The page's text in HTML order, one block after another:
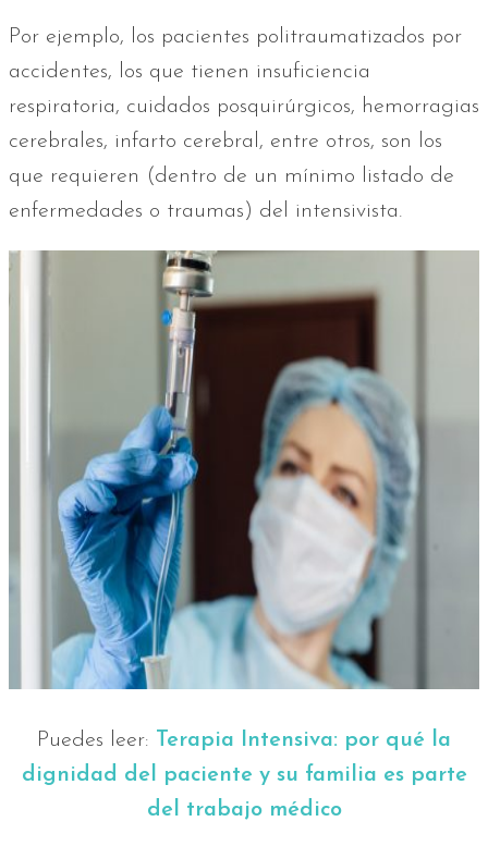
Por ejemplo, los pacientes politraumatizados por
accidentes, los que tienen insuficiencia
respiratoria, cuidados posquirúrgicos, hemorragias
cerebrales, infarto cerebral, entre otros, son los
que requieren (dentro de un mínimo listado de
enfermedades o traumas) del intensivista.
Puedes leer: Terapia Intensiva: por qué la
dignidad del paciente y su familia es parte
del trabajo médico